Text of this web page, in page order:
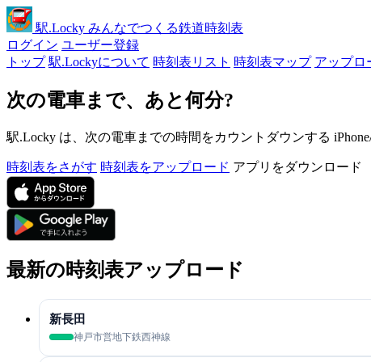
駅.Locky みんなでつくる鉄道時刻表
ログイン ユーザー登録
トップ 駅.Lockyについて 時刻表リスト 時刻表マップ アップロ
次の電車まで、あと何分?
駅.Locky は、次の電車までの時間をカウントダウンする
時刻表をさがす 時刻表をアップロード アプリをダウンロード
最新の時刻表アップロード
新長田
神戸市営地下鉄西神線